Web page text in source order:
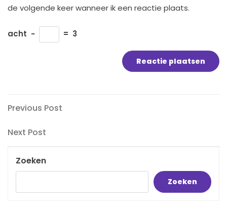
de volgende keer wanneer ik een reactie plaats.
acht − = 3
Bericht
navigatie
Previous
Previous Post
Next
Next Post
Zoeken
Zoeken